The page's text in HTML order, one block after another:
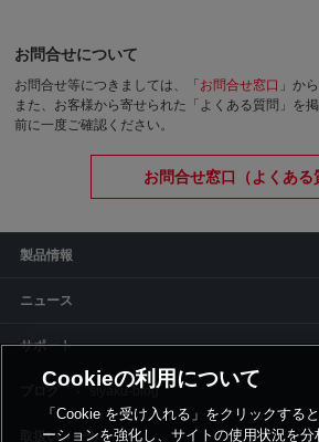
お問合せについて
お問合せ等につきましては、「 お問合せ窓口 」か
また、お客様から寄せられた「よくある質問」を
前に一度ご確認ください。
お問合せ窓口（よくある
製品情報
ニュース
サポート
siyaku-blog
取扱いメーカー
Cookieの利用について
「Cookie を受け入れる」をクリックする
ーションを強化し、サイトの使用状況を